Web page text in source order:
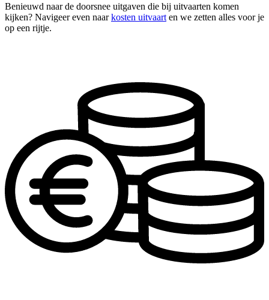
Benieuwd naar de doorsnee uitgaven die bij uitvaarten komen
kijken? Navigeer even naarkosten uitvaart en we zetten alles voor je
op een rijtje.